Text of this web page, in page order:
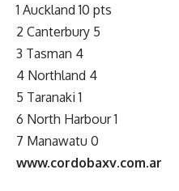
1 Auckland 10 pts
2 Canterbury 5
3 Tasman 4
4 Northland 4
5 Taranaki 1
6 North Harbour 1
7 Manawatu 0
www.cordobaxv.com.ar